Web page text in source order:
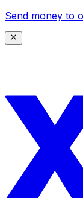
Send money to